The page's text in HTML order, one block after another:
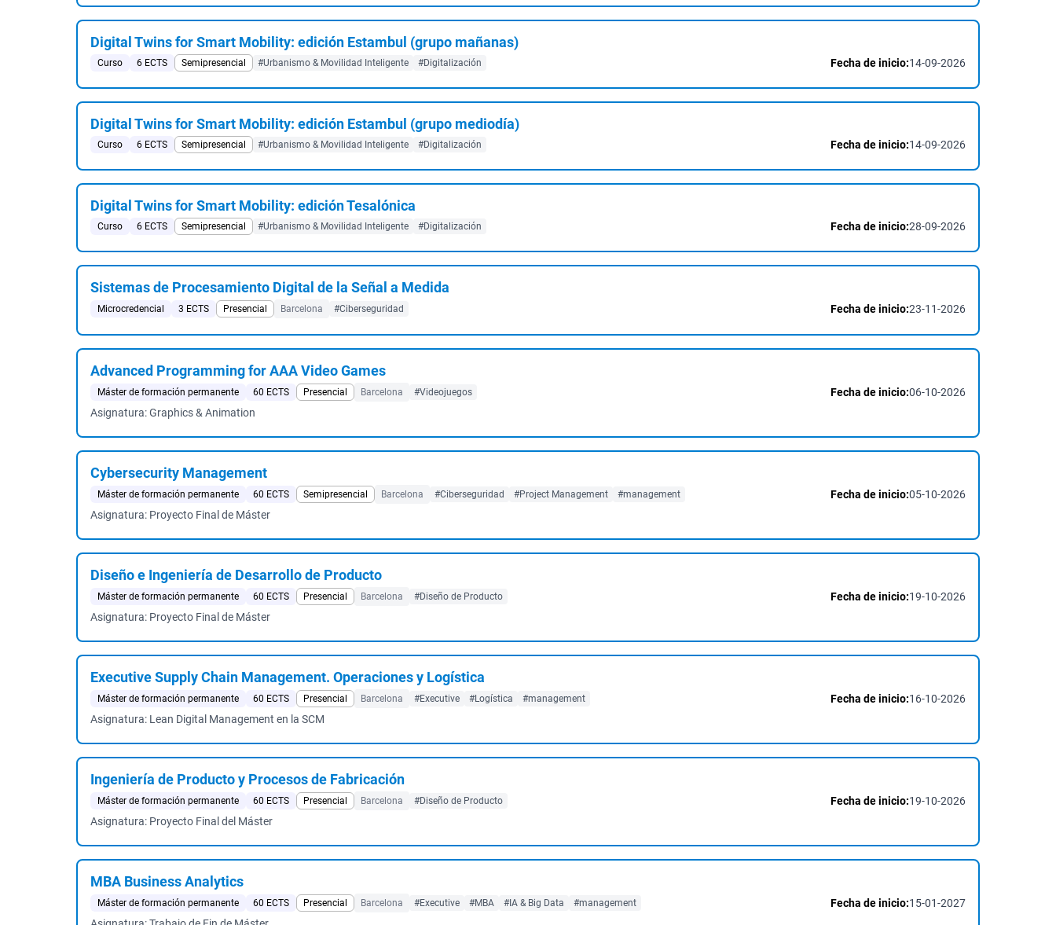
Digital Twins for Smart Mobility: edición Estambul (grupo mañanas)
Curso 6 ECTS Semipresencial #Urbanismo & Movilidad Inteligente #Digitalización Fecha de inicio:14-09-2026
Digital Twins for Smart Mobility: edición Estambul (grupo mediodía)
Curso 6 ECTS Semipresencial #Urbanismo & Movilidad Inteligente #Digitalización Fecha de inicio:14-09-2026
Digital Twins for Smart Mobility: edición Tesalónica
Curso 6 ECTS Semipresencial #Urbanismo & Movilidad Inteligente #Digitalización Fecha de inicio:28-09-2026
Sistemas de Procesamiento Digital de la Señal a Medida
Microcredencial 3 ECTS Presencial Barcelona #Ciberseguridad Fecha de inicio:23-11-2026
Advanced Programming for AAA Video Games
Máster de formación permanente 60 ECTS Presencial Barcelona #Videojuegos Fecha de inicio:06-10-2026
Asignatura: Graphics & Animation
Cybersecurity Management
Máster de formación permanente 60 ECTS Semipresencial Barcelona #Ciberseguridad #Project Management #management Fecha de inicio:05-10-2026
Asignatura: Proyecto Final de Máster
Diseño e Ingeniería de Desarrollo de Producto
Máster de formación permanente 60 ECTS Presencial Barcelona #Diseño de Producto Fecha de inicio:19-10-2026
Asignatura: Proyecto Final de Máster
Executive Supply Chain Management. Operaciones y Logística
Máster de formación permanente 60 ECTS Presencial Barcelona #Executive #Logística #management Fecha de inicio:16-10-2026
Asignatura: Lean Digital Management en la SCM
Ingeniería de Producto y Procesos de Fabricación
Máster de formación permanente 60 ECTS Presencial Barcelona #Diseño de Producto Fecha de inicio:19-10-2026
Asignatura: Proyecto Final del Máster
MBA Business Analytics
Máster de formación permanente 60 ECTS Presencial Barcelona #Executive #MBA #IA & Big Data #management Fecha de inicio:15-01-2027